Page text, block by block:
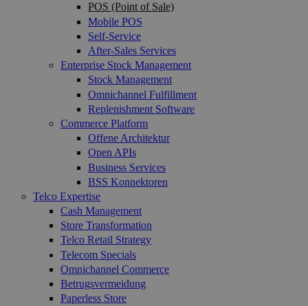
POS (Point of Sale)
Mobile POS
Self-Service
After-Sales Services
Enterprise Stock Management
Stock Management
Omnichannel Fulfillment
Replenishment Software
Commerce Platform
Offene Architektur
Open APIs
Business Services
BSS Konnektoren
Telco Expertise
Cash Management
Store Transformation
Telco Retail Strategy
Telecom Specials
Omnichannel Commerce
Betrugsvermeidung
Paperless Store